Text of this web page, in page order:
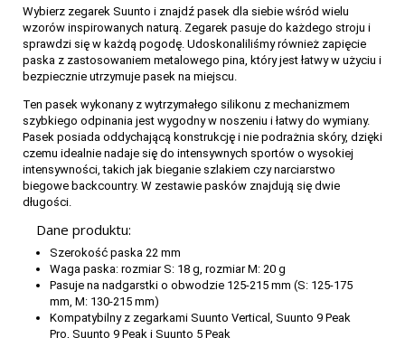
Wybierz zegarek Suunto i znajdź pasek dla siebie wśród wielu
wzorów inspirowanych naturą. Zegarek pasuje do każdego stroju i
sprawdzi się w każdą pogodę. Udoskonaliliśmy również zapięcie
paska z zastosowaniem metalowego pina, który jest łatwy w użyciu i
bezpiecznie utrzymuje pasek na miejscu.
Ten pasek wykonany z wytrzymałego silikonu z mechanizmem
szybkiego odpinania jest wygodny w noszeniu i łatwy do wymiany.
Pasek posiada oddychającą konstrukcję i nie podrażnia skóry, dzięki
czemu idealnie nadaje się do intensywnych sportów o wysokiej
intensywności, takich jak bieganie szlakiem czy narciarstwo
biegowe backcountry. W zestawie pasków znajdują się dwie
długości.
Dane produktu:
Szerokość paska 22 mm
Waga paska: rozmiar S: 18 g, rozmiar M: 20 g
Pasuje na nadgarstki o obwodzie 125-215 mm (S: 125-175
mm, M: 130-215 mm)
Kompatybilny z zegarkami Suunto Vertical, Suunto 9 Peak
Pro, Suunto 9 Peak i Suunto 5 Peak